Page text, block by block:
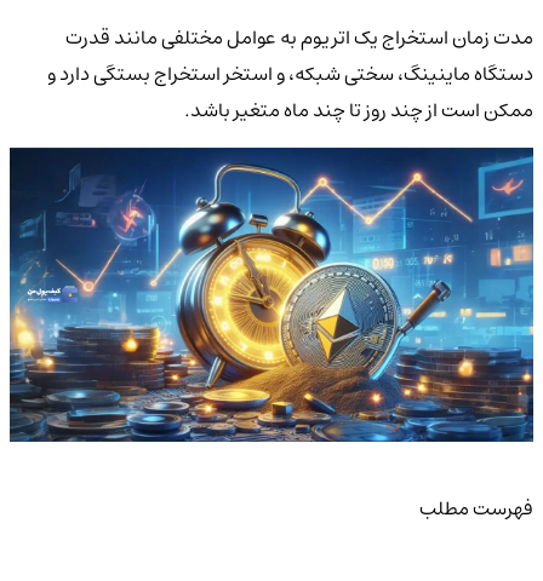
مدت زمان استخراج یک اتریوم به عوامل مختلفی مانند قدرت
دستگاه ماینینگ، سختی شبکه، و استخر استخراج بستگی دارد و
ممکن است از چند روز تا چند ماه متغیر باشد.
فهرست مطلب